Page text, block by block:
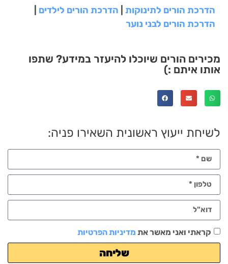
לשיחת ייעוץ ראשונית השאירו פניה:
קראתי ואני מאשר את מדיניות הפרטיות
שליחה
הדרכת הורים לתינוקות
הדרכת הורים לילדים
הדרכת הורים לבני נוער
מכירים הורים שיוכלו להיעזר במידע? שתפו
אותו איתם :)